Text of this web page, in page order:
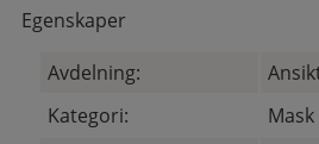
Egenskaper
Avdelning:
Kategori:
Mask